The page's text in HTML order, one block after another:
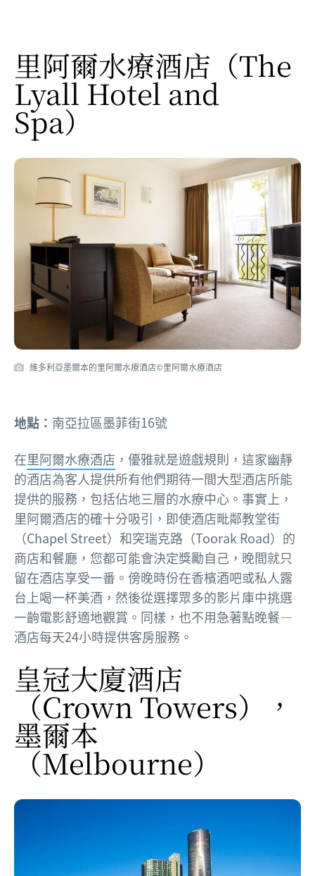
里阿爾水療酒店 （The
Lyall Hotel and
Spa）
維多利亞墨爾本的里阿爾水療酒店©里阿爾水療酒店
地點： 南亞拉區墨菲街16號
在里阿爾水療酒店 ，優雅就是遊戲規則，這家幽靜
的酒店為客人提供所有他們期待一間大型酒店所能
提供的服務，包括佔地三層的水療中心。事實上，
里阿爾酒店的確十分吸引，即使酒店毗鄰教堂街
（Chapel Street）和突瑞克路（Toorak Road）的
商店和餐廳，您都可能會決定獎勵自己，晚間就只
留在酒店享受一番。傍晚時份在香檳酒吧或私人露
台上喝一杯美酒，然後從選擇眾多的影片庫中挑選
一齣電影舒適地觀賞。同樣，也不用急著點晚餐—
酒店每天24小時提供客房服務。
皇冠大廈酒店
（Crown Towers），
墨爾本
（Melbourne）